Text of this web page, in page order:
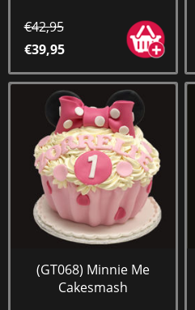
€42,95
€39,95
(GT068) Minnie Me
Cakesmash